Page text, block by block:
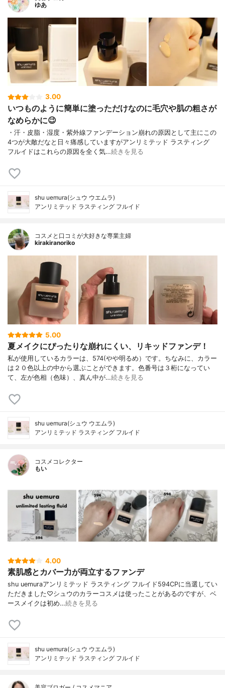
ゆあ
3.00
いつものように簡単に塗っただけなのに毛穴や肌の粗さが
なめらかに😉
・汗・皮脂・湿度・紫外線ファンデーション崩れの原因として主にこの
4つが大敵だなと日々痛感していますがアンリミテッド ラスティング
フルイドはこれらの原因を全く気…続きを見る
shu uemura(シュウ ウエムラ)
アンリミテッド ラスティング フルイド
コスメと口コミが大好きな専業主婦
kirakiranoriko
5.00
夏メイクにぴったりな崩れにくい、リキッドファンデ！
私が使用しているカラーは、574(やや明るめ）です。ちなみに、カラー
は２０色以上の中から選ぶことができます。色番号は３桁になってい
て、左が色相（色味）、真ん中が…続きを見る
shu uemura(シュウ ウエムラ)
アンリミテッド ラスティング フルイド
コスメコレクター
もい
4.00
素肌感とカバー力が両立するファンデ
shu uemuraアンリミテッド ラスティング フルイド594CPに当選してい
ただきました♡シュウのカラーコスメは使ったことがあるのですが、ベ
ースメイクは初め…続きを見る
shu uemura(シュウ ウエムラ)
アンリミテッド ラスティング フルイド